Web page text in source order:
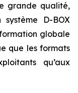
grande qualité,
D-BOX
globale
que les formats
qu’aux